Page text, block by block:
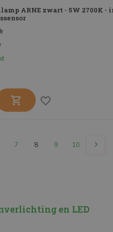
ARNE zwart - 5W 2700K -
7 8 9 10
en LED